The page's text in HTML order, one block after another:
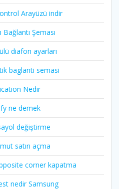
Arayüzü indir
Şeması
diafon ayarları
baglanti semasi
Nedir
ne demek
değiştirme
satırı açma
corner kapatma
nedir Samsung